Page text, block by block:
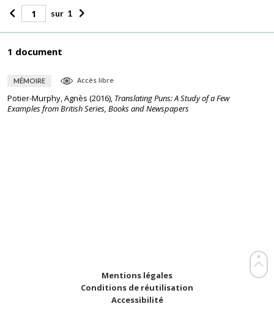
sur 1
1 document
MÉMOIRE Accès libre
Potier-Murphy, Agnès (2016), Translating Puns: A Study of a Few
Examples from British Series, Books and Newspapers
Mentions légales
Conditions de réutilisation
Accessibilité